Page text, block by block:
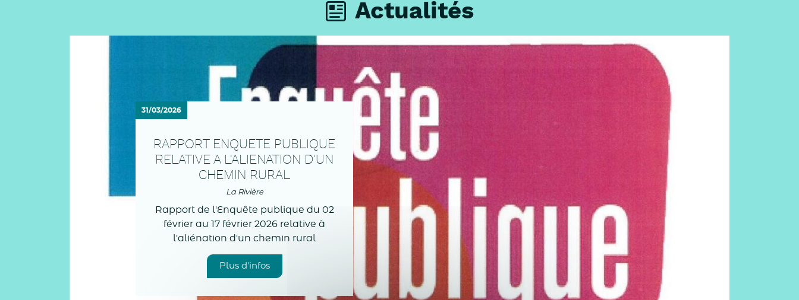
Actualités
31/03/2026
RAPPORT ENQUETE PUBLIQUE
RELATIVE A L'ALIENATION D'UN
CHEMIN RURAL
La Rivière
Rapport de l'Enquête publique du 02
février au 17 février 2026 relative à
l'aliénation d'un chemin rural
Plus d'infos